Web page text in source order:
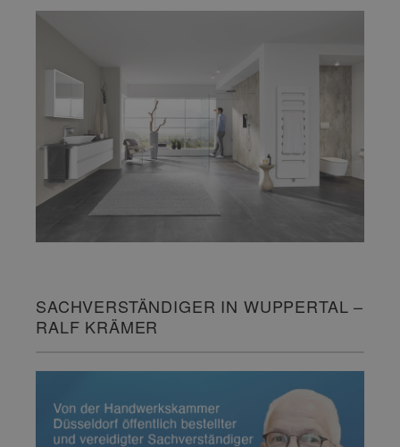
SACHVERSTÄNDIGER IN WUPPERTAL –
RALF KRÄMER